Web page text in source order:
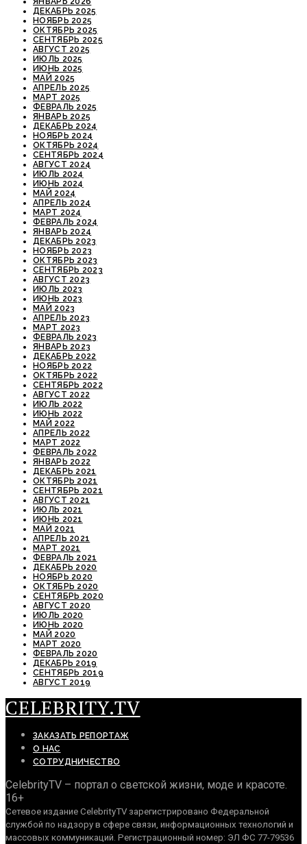
ДЕКАБРЬ 2025
НОЯБРЬ 2025
ОКТЯБРЬ 2025
СЕНТЯБРЬ 2025
АВГУСТ 2025
ИЮЛЬ 2025
ИЮНЬ 2025
МАЙ 2025
АПРЕЛЬ 2025
МАРТ 2025
ФЕВРАЛЬ 2025
ЯНВАРЬ 2025
ДЕКАБРЬ 2024
НОЯБРЬ 2024
ОКТЯБРЬ 2024
СЕНТЯБРЬ 2024
АВГУСТ 2024
ИЮЛЬ 2024
ИЮНЬ 2024
МАЙ 2024
АПРЕЛЬ 2024
МАРТ 2024
ФЕВРАЛЬ 2024
ЯНВАРЬ 2024
ДЕКАБРЬ 2023
НОЯБРЬ 2023
ОКТЯБРЬ 2023
СЕНТЯБРЬ 2023
АВГУСТ 2023
ИЮЛЬ 2023
ИЮНЬ 2023
МАЙ 2023
АПРЕЛЬ 2023
МАРТ 2023
ФЕВРАЛЬ 2023
ЯНВАРЬ 2023
ДЕКАБРЬ 2022
НОЯБРЬ 2022
ОКТЯБРЬ 2022
СЕНТЯБРЬ 2022
АВГУСТ 2022
ИЮЛЬ 2022
ИЮНЬ 2022
МАЙ 2022
АПРЕЛЬ 2022
МАРТ 2022
ФЕВРАЛЬ 2022
ЯНВАРЬ 2022
ДЕКАБРЬ 2021
ОКТЯБРЬ 2021
СЕНТЯБРЬ 2021
АВГУСТ 2021
ИЮЛЬ 2021
ИЮНЬ 2021
МАЙ 2021
АПРЕЛЬ 2021
МАРТ 2021
ФЕВРАЛЬ 2021
ДЕКАБРЬ 2020
НОЯБРЬ 2020
ОКТЯБРЬ 2020
СЕНТЯБРЬ 2020
АВГУСТ 2020
ИЮЛЬ 2020
ИЮНЬ 2020
МАЙ 2020
МАРТ 2020
ФЕВРАЛЬ 2020
ДЕКАБРЬ 2019
СЕНТЯБРЬ 2019
АВГУСТ 2019
CELEBRITY.TV
ЗАКАЗАТЬ РЕПОРТАЖ
О НАС
СОТРУДНИЧЕСТВО
CelebrityTV – портал о светской жизни, моде и красоте.
16+
Сетевое издание CelebrityTV зарегистрировано Федеральной
службой по надзору в сфере связи, информационных технологий и
массовых коммуникаций. Регистрационный номер: ЭЛ ФС 77-79536